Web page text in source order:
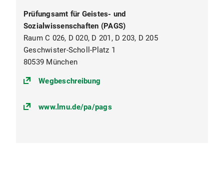
Prüfungsamt für Geistes- und
Sozialwissenschaften (PAGS)
Raum C 026, D 020, D 201, D 203, D 205
Geschwister-Scholl-Platz 1
80539 München
Wegbeschreibung
www.lmu.de/pa/pags